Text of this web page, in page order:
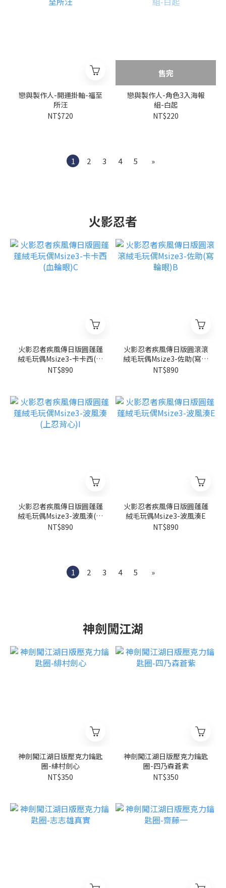
戀與製作人-開運掛軸-福至
所汪
NT$720
售完
戀與製作人-角色3入海報
組-白起
NT$220
1 2 3 4 5 »
火影忍者
火影忍者疾風傳日版圓蓬蓬
絨毛玩偶Msize3-卡卡西(血
輪眼)C
NT$890
火影忍者疾風傳日版圓滾滾
絨毛玩偶Msize3-佐助(寫輪
眼)B
NT$890
火影忍者疾風傳日版圓蓬蓬
絨毛玩偶Msize3-波風湊(上
忍背心)I
NT$890
火影忍者疾風傳日版圓蓬蓬
絨毛玩偶Msize3-波風湊E
NT$890
1 2 3 4 5 »
神劍闖江湖
神劍闖江湖日版壓克力鑰匙
圈-緋村劍心
NT$350
神劍闖江湖日版壓克力鑰匙
圈-四乃森蒼紫
NT$350